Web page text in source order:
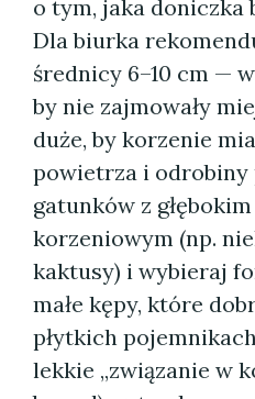
o tym, jaka doniczka
Dla biurka
średnicy 6–10 cm —
by nie zajmowały
duże, by korzenie
powietrza i odrobiny
gatunków z
korzeniowym (np.
kaktusy) i wybieraj
małe kępy, które
płytkich
lekkie „związanie w